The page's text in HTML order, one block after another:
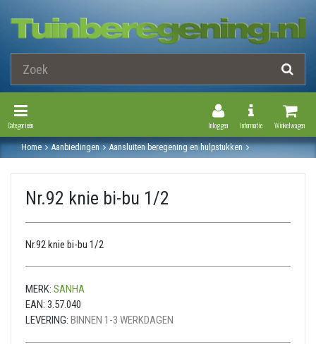
Winkelwagen
Toggle
Informatie
Inloggen
Toggle Navigation
Categorieën
Home Aanbiedingen
Aansluiten beregening en hulpstukken
Nr.92 knie bi-bu 1/2
Nr.92 knie bi-bu 1/2
MERK: SANHA
EAN: 3.57.040
LEVERING: BINNEN 1-3 WERKDAGEN